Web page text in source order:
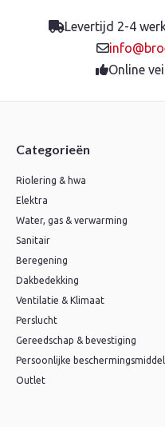
Levertijd 2-4
Online
Categorieën
Riolering & hwa
Elektra
Water, gas & verwarming
Sanitair
Beregening
Dakbedekking
Ventilatie & Klimaat
Perslucht
Gereedschap & bevestiging
Persoonlijke
Outlet